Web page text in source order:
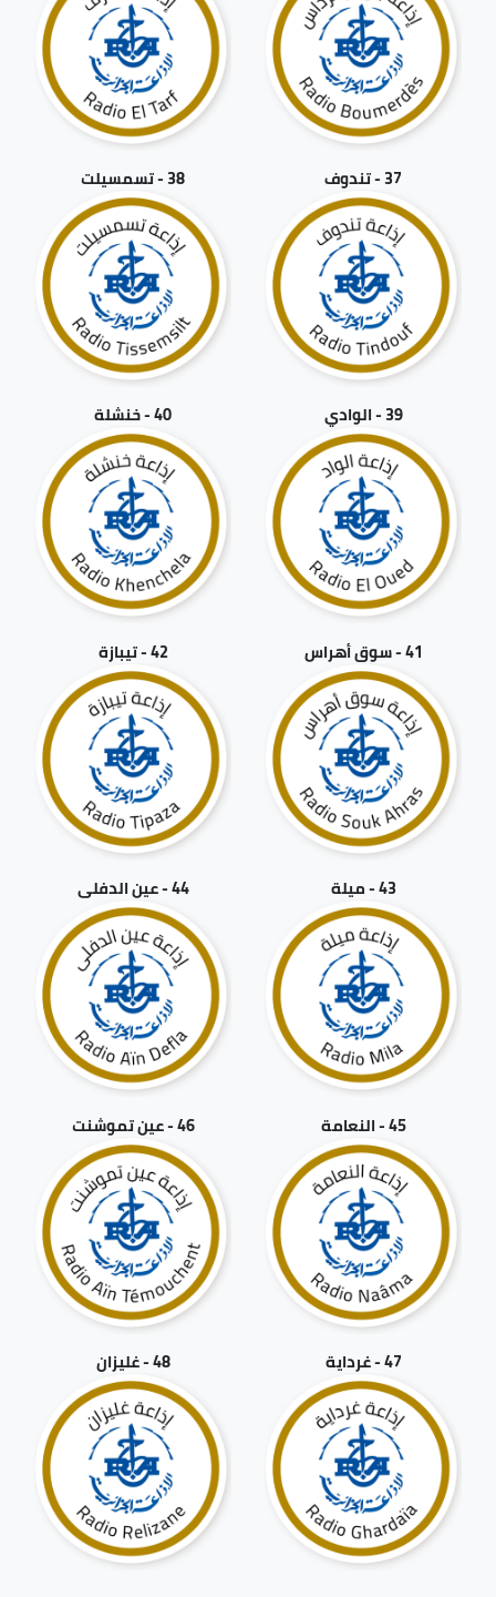
37 - تندوف 38 - تسمسيلت
39 - الوادي 40 - خنشلة
41 - سوق أهراس 42 - تيبازة
43 - ميلة 44 - عين الدفلى
45 - النعامة 46 - عين تموشنت
47 - غرداية 48 - غليزان